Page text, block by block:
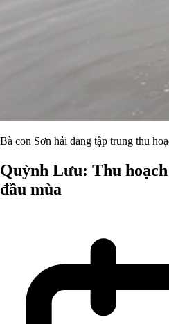
Bà con Sơn hải đang tập trung thu
Quỳnh Lưu: Thu hoạch
đầu mùa